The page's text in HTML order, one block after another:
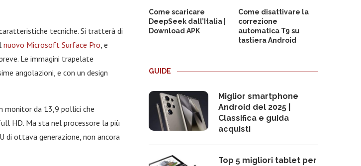
tecniche. Si tratterà di
nuovo Microsoft Surface Pro, e
Le immagini trapelate
angolazioni, e con un design
monitor da 13,9 pollici che
HD. Ma sta nel processore la più
di ottava generazione, non ancora
Come scaricare
DeepSeek dall’Italia |
Download APK
Come disattivare la
correzione
automatica T9 su
tastiera Android
GUIDE
Miglior smartphone
Android del 2025 |
Classifica e guida
acquisti
Top 5 migliori tablet per